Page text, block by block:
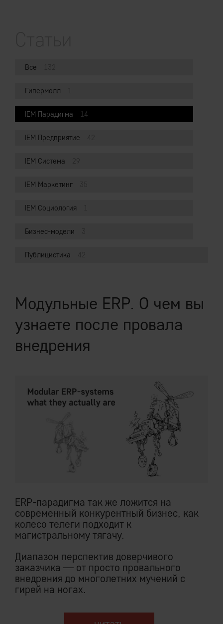
Все
Гипермолл
IEM Парадигма 14
IEM Предприятие
IEM Система
IEM Маркетинг
IEM Социология
Бизнес-модели
Публицистика
Модульные ERP. О чем вы
узнаете после провала
внедрения
ERP-парадигма так же ложится на
современный конкурентный бизнес, как
колесо телеги подходит к
магистральному тягачу.
Диапазон перспектив доверчивого
заказчика — от просто провального
внедрения до многолетних мучений с
гирей на ногах.